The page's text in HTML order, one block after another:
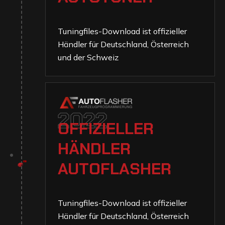
Tuningfiles-Download ist offizieller
Händler für Deutschland, Österreich
und der Schweiz
2022
OFFIZIELLER
HÄNDLER
AUTOFLASHER
Tuningfiles-Download ist offizieller
Händler für Deutschland, Österreich